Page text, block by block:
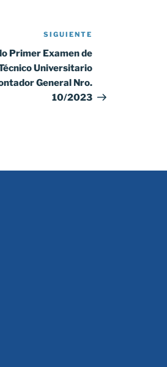
entrada
SIGUIENTE
Primer Examen de
Universitario
General Nro.
10/2023